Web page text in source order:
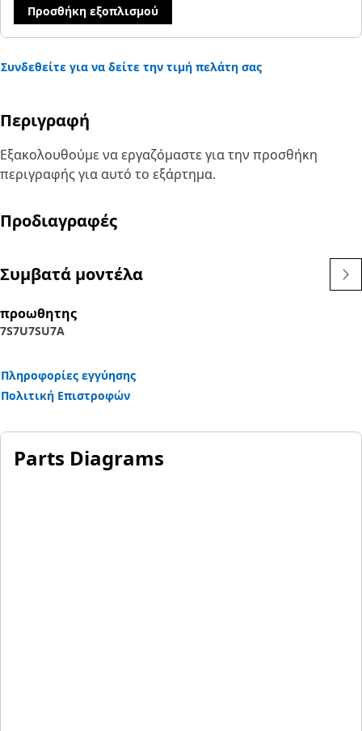
Προσθήκη εξοπλισμού
Συνδεθείτε για να δείτε την τιμή πελάτη σας
Περιγραφή
Εξακολουθούμε να εργαζόμαστε για την προσθήκη
περιγραφής για αυτό το εξάρτημα.
Προδιαγραφές
Συμβατά μοντέλα
προωθητης
7S7U7SU7A
Πληροφορίες εγγύησης
Πολιτική Επιστροφών
Parts Diagrams